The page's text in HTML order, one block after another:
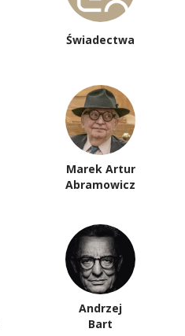
Świadectwa
Marek Artur
Abramowicz
Andrzej
Bart